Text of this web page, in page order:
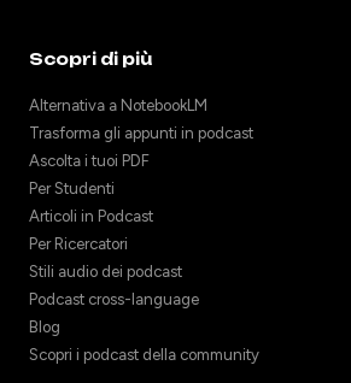
Scopri di più
Alternativa a NotebookLM
Trasforma gli appunti in podcast
Ascolta i tuoi PDF
Per Studenti
Articoli in Podcast
Per Ricercatori
Stili audio dei podcast
Podcast cross-language
Blog
Scopri i podcast della community